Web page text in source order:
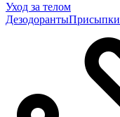
Уход за телом
ДезодорантыПрисыпки